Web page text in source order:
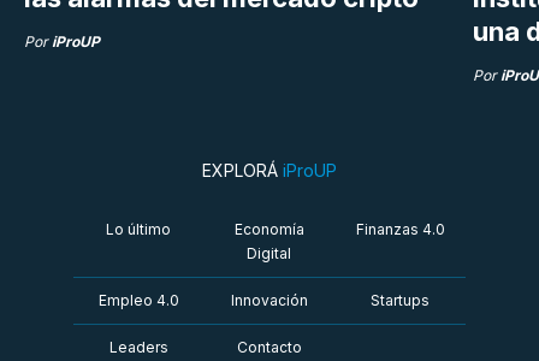
Por iProUP
una
Por
EXPLORÁ iProUP
Lo último
Economía
Digital
Finanzas 4.0
Empleo 4.0 Innovación Startups
Leaders Contacto